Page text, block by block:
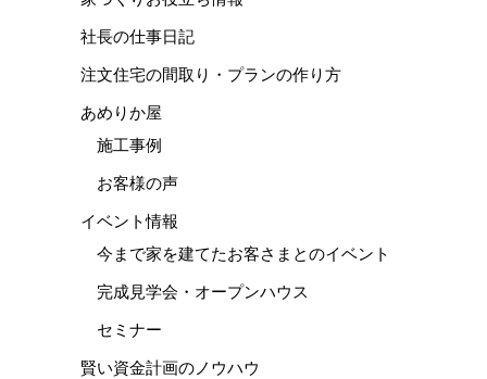
社長の仕事日記
注文住宅の間取り・プランの作り方
あめりか屋
施工事例
お客様の声
イベント情報
今まで家を建てたお客さまとのイベント
完成見学会・オープンハウス
セミナー
賢い資金計画のノウハウ